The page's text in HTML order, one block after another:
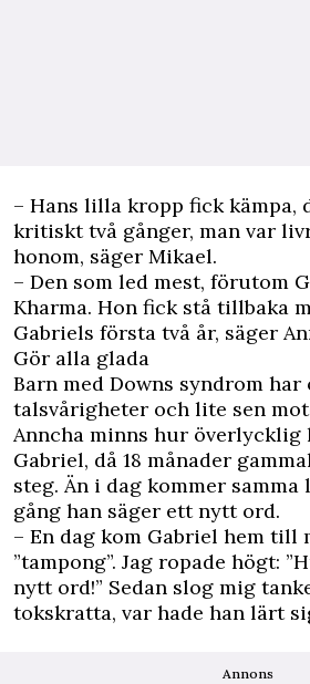
– Hans lilla kropp fick kämpa,
kritiskt två gånger, man var
honom, säger Mikael.
– Den som led mest, förutom
Kharma. Hon fick stå tillbaka
Gabriels första två år, säger
Gör alla glada
Barn med Downs syndrom har
talsvårigheter och lite sen
Anncha minns hur överlycklig
Gabriel, då 18 månader
steg. Än i dag kommer
gång han säger ett nytt ord.
– En dag kom Gabriel hem
”tampong”. Jag ropade högt:
nytt ord!” Sedan slog mig
tokskratta, var hade han lärt
Annons